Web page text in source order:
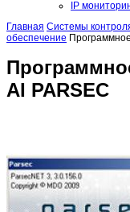
IP
Главная Системы
обеспечение
AI PARSEC